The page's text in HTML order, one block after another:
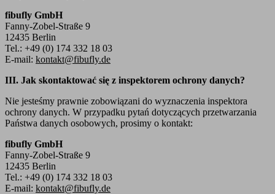
fibufly GmbH
Fanny-Zobel-Straße 9
12435 Berlin
Tel.: +49 (0) 174 332 18 03
E-mail: kontakt@fibufly.de
III. Jak skontaktować się z inspektorem ochrony danych?
Nie jesteśmy prawnie zobowiązani do wyznaczenia inspektora
ochrony danych. W przypadku pytań dotyczących przetwarzania
Państwa danych osobowych, prosimy o kontakt:
fibufly GmbH
Fanny-Zobel-Straße 9
12435 Berlin
Tel.: +49 (0) 174 332 18 03
E-mail: kontakt@fibufly.de